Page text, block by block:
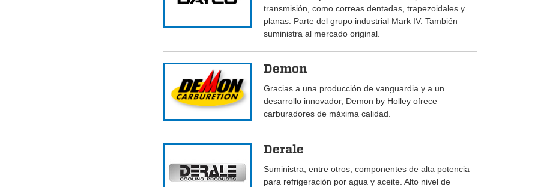
transmisión, como correas dentadas, trapezoidales y
planas. Parte del grupo industrial Mark IV. También
suministra al mercado original.
Demon
Gracias a una producción de vanguardia y a un
desarrollo innovador, Demon by Holley ofrece
carburadores de máxima calidad.
Derale
Suministra, entre otros, componentes de alta potencia
para refrigeración por agua y aceite. Alto nivel de